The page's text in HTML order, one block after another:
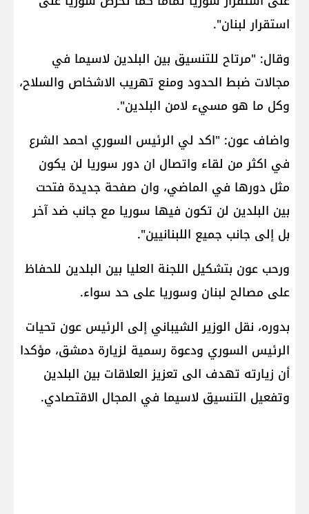
استقرار لبنان".
وقال: "مرتاح للتنسيق بين البلدين لاسيما في
مجالات ضبط الحدود ومنع تهريب الاشخاص والسلاح،
وكل ما هو مسيء لامن البلدين".
واضاف عون: "اكد لي الرئيس السوري احمد الشرع
في اكثر من لقاء واتصال ان دور سوريا لن يكون
مثل دورها في الماضي، وان صفحة جديدة فتحت
بين البلدين لن تكون فيها سوريا مع جانب ضد آخر
بل إلى جانب جميع اللبنانيين".
ورحب عون بتشكيل اللجنة العليا بين البلدين للحفاظ
على مصالح لبنان وسوريا على حد سواء.
بدوره، نقل الوزير الشيباني إلى الرئيس عون تحيات
الرئيس السوري ودعوة رسمية لزيارة دمشق، مؤكدا
أن زيارته تهدف الى تعزيز العلاقات بين البلدين
وتفعيل التنسيق لاسيما في المجال الاقتصادي.